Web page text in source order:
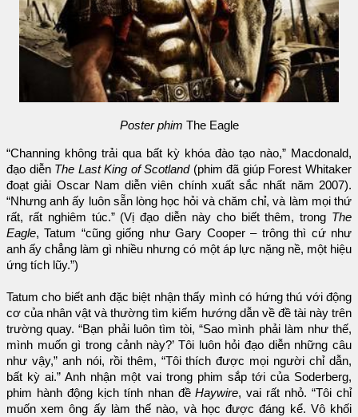
Poster phim The Eagle
“Channing không trải qua bất kỳ khóa đào tạo nào,” Macdonald,
đạo diễn The Last King of Scotland(phim đã giúp Forest Whitaker
đoạt giải Oscar Nam diễn viên chính xuất sắc nhất năm 2007).
“Nhưng anh ấy luôn sẵn lòng học hỏi và chăm chỉ, và làm mọi thứ
rất, rất nghiêm túc.” (Vị đạo diễn này cho biết thêm, trong The
Eagle, Tatum “cũng giống như Gary Cooper – trông thì cứ như
anh ấy chẳng làm gì nhiều nhưng có một áp lực nặng nề, một hiệu
ứng tích lũy.”)
Tatum cho biết anh đặc biệt nhận thấy mình có hứng thú với động
cơ của nhân vật và thường tìm kiếm hướng dẫn về đề tài này trên
trường quay. “Bạn phải luôn tìm tòi, “Sao mình phải làm như thế,
mình muốn gì trong cảnh này?’ Tôi luôn hỏi đạo diễn những câu
như vậy,” anh nói, rồi thêm, “Tôi thích được mọi người chỉ dẫn,
bất kỳ ai.” Anh nhận một vai trong phim sắp tới của Soderberg,
phim hành động kịch tính nhan đềHaywire, vai rất nhỏ. “Tôi chỉ
muốn xem ông ấy làm thế nào, và học được đáng kể. Vô khối